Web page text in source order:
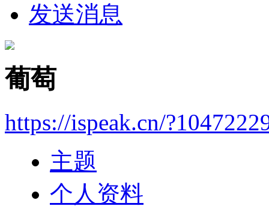
发送消息
葡萄
https://ispeak.cn/
主题
个人资料